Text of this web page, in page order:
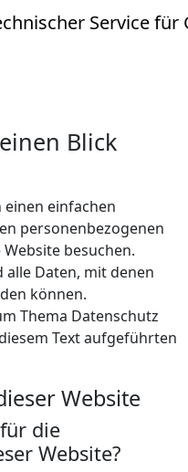
Blick
einfachen
personenbezogenen
besuchen.
alle Daten, mit denen
können.
Thema Datenschutz
Text aufgeführten
Website
die
Website?